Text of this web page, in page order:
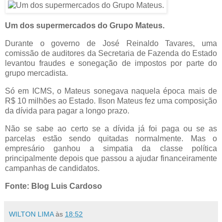
Um dos supermercados do Grupo Mateus.
Durante o governo de José Reinaldo Tavares, uma
comissão de auditores da Secretaria de Fazenda do Estado
levantou fraudes e sonegação de impostos por parte do
grupo mercadista.
Só em ICMS, o Mateus sonegava naquela época mais de
R$ 10 milhões ao Estado. Ilson Mateus fez uma composição
da dívida para pagar a longo prazo.
Não se sabe ao certo se a dívida já foi paga ou se as
parcelas estão sendo quitadas normalmente. Mas o
empresário ganhou a simpatia da classe política
principalmente depois que passou a ajudar financeiramente
campanhas de candidatos.
Fonte: Blog Luis Cardoso
WILTON LIMA às 18:52